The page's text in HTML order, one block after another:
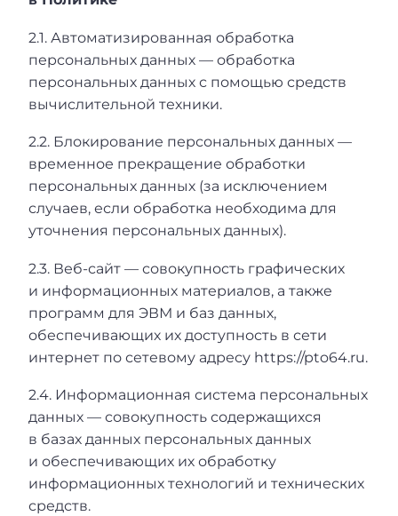
2.1. Автоматизированная обработка
персональных данных — обработка
персональных данных с помощью средств
вычислительной техники.
2.2. Блокирование персональных данных —
временное прекращение обработки
персональных данных (за исключением
случаев, если обработка необходима для
уточнения персональных данных).
2.3. Веб-сайт — совокупность графических
и информационных материалов, а также
программ для ЭВМ и баз данных,
обеспечивающих их доступность в сети
интернет по сетевому адресу https://pto64.ru.
2.4. Информационная система персональных
данных — совокупность содержащихся
в базах данных персональных данных
и обеспечивающих их обработку
информационных технологий и технических
средств.